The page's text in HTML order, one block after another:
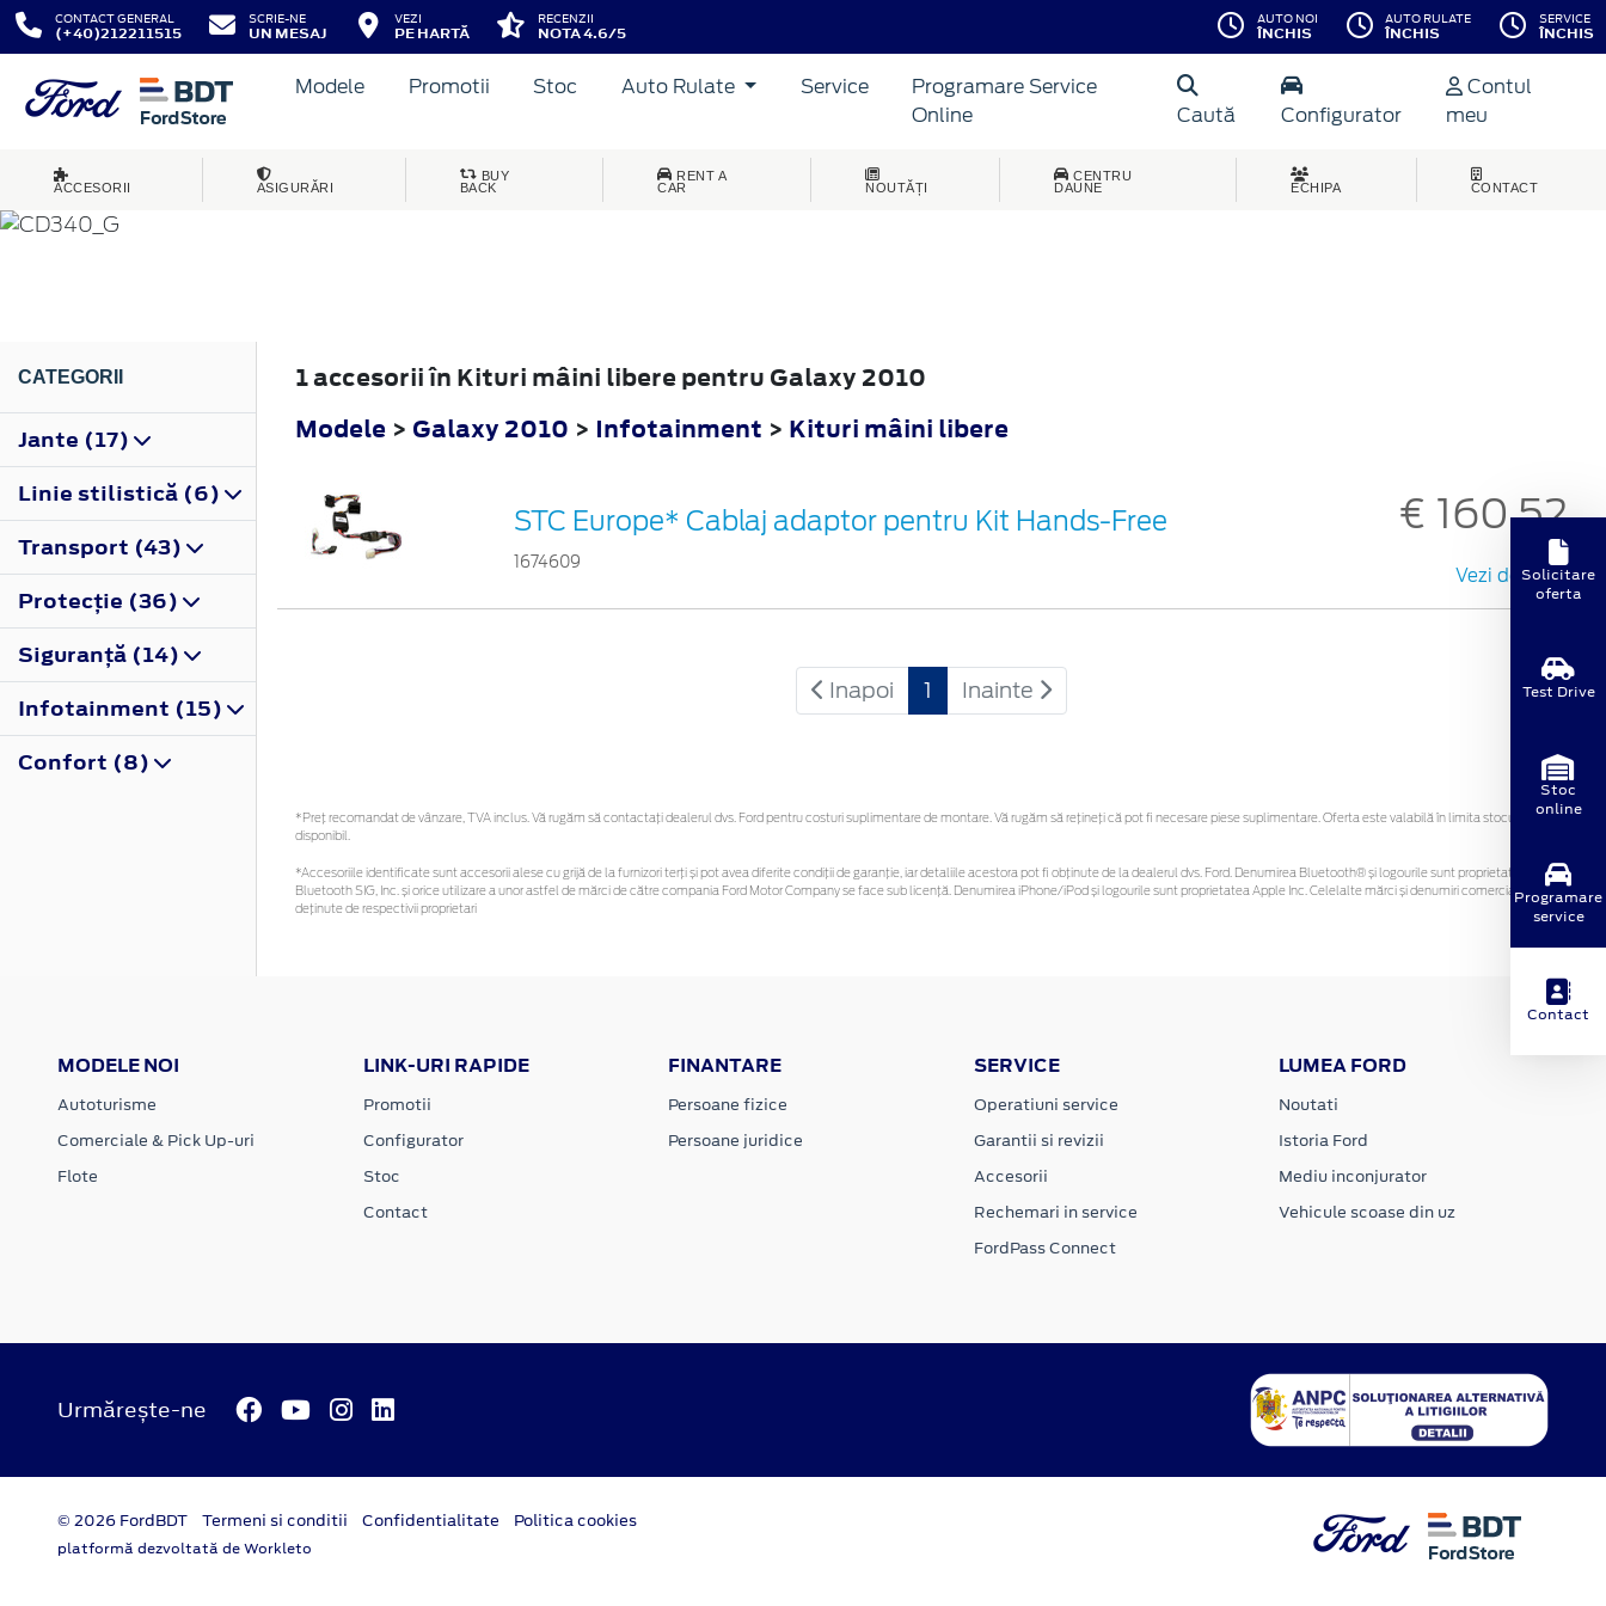
CONTACT GENERAL
(+40)212211515
SCRIE-NE
UN MESAJ
VEZI
PE HARTĂ
RECENZII
NOTA 4.6/5
AUTO NOI
ÎNCHIS
AUTO RULATE
ÎNCHIS
SERVICE
ÎNCHIS
Modele Promotii Stoc Auto Rulate Service
Programare Service
Online
Caută Configurator
Contul
meu
ACCESORII ASIGURĂRI
BUY
BACK
RENT A
CAR
NOUTĂȚI
CENTRU
DAUNE
ECHIPA CONTACT
GALAXY
CATEGORII
Jante (17)
Linie stilistică (6)
Transport (43)
Protecţie (36)
Siguranţă (14)
Infotainment (15)
Confort (8)
1 accesorii în Kituri mâini libere pentru Galaxy 2010
Modele > Galaxy 2010 > Infotainment > Kituri mâini libere
STC Europe* Cablaj adaptor pentru Kit Hands-Free
1674609
€ 160,52
Vezi detalii
Inapoi 1 Inainte
*Preţ recomandat de vânzare, TVA inclus. Vă rugăm să contactaţi dealerul dvs. Ford pentru costuri suplimentare de montare. Vă rugăm să rețineți că pot fi necesare piese suplimentare. Oferta este valabilă în limita stocului
disponibil.
*Accesoriile identificate sunt accesorii alese cu grijă de la furnizori terți și pot avea diferite condiții de garanție, iar detaliile acestora pot fi obținute de la dealerul dvs. Ford. Denumirea Bluetooth® și logourile sunt proprietatea
Bluetooth SIG, Inc. și orice utilizare a unor astfel de mărci de către compania Ford Motor Company se face sub licență. Denumirea iPhone/iPod și logourile sunt proprietatea Apple Inc. Celelalte mărci și denumiri comerciale sunt
deținute de respectivii proprietari
MODELE NOI
Autoturisme
Comerciale & Pick Up-uri
Flote
LINK-URI RAPIDE
Promotii
Configurator
Stoc
Contact
FINANTARE
Persoane fizice
Persoane juridice
SERVICE
Operatiuni service
Garantii si revizii
Accesorii
Rechemari in service
FordPass Connect
LUMEA FORD
Noutati
Istoria Ford
Mediu inconjurator
Vehicule scoase din uz
Urmărește-ne
© 2026 FordBDT Termeni si conditii Confidentialitate Politica cookies
platformă dezvoltată de Workleto
Solicitare
oferta
Test Drive
Stoc
online
Programare
service
Contact